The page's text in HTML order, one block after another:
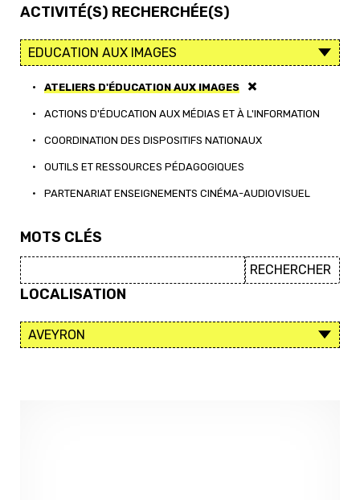
ACTIVITÉ(S) RECHERCHÉE(S)
• ATELIERS D'ÉDUCATION AUX IMAGES
• ACTIONS D'ÉDUCATION AUX MÉDIAS ET À L'INFORMATION
• COORDINATION DES DISPOSITIFS NATIONAUX
• OUTILS ET RESSOURCES PÉDAGOGIQUES
• PARTENARIAT ENSEIGNEMENTS CINÉMA-AUDIOVISUEL
MOTS CLÉS
LOCALISATION